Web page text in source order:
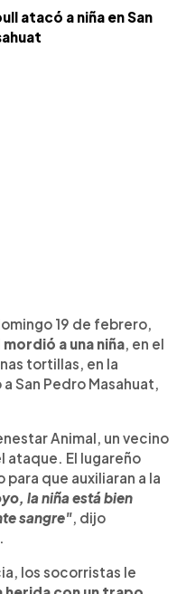
atacó a niña en San
19 de febrero,
mordió a una niña, en el
tortillas, en la
San Pedro Masahuat,
Animal, un vecino
ataque. El lugareño
que auxiliaran a la
la niña está bien
sangre", dijo
los socorristas le